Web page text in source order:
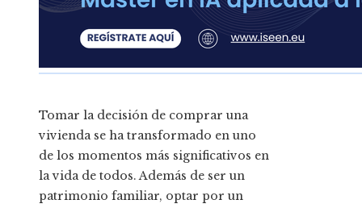
Tomar la decisión de comprar una
vivienda se ha transformado en uno
de los momentos más significativos en
la vida de todos. Además de ser un
patrimonio familiar, optar por un